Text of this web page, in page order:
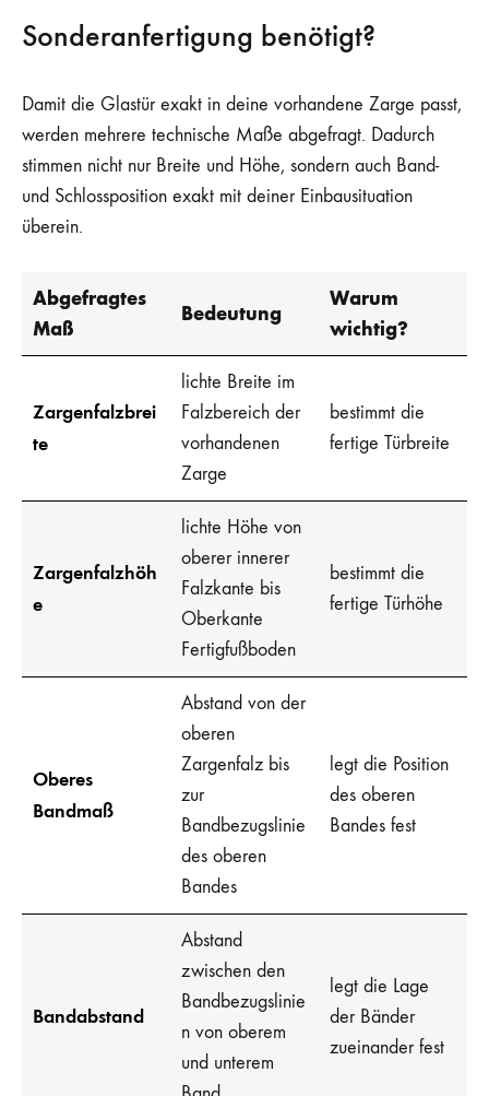
Sonderanfertigung benötigt?
Damit die Glastür exakt in deine vorhandene Zarge passt,
werden mehrere technische Maße abgefragt. Dadurch
stimmen nicht nur Breite und Höhe, sondern auch Band-
und Schlossposition exakt mit deiner Einbausituation
überein.
Abgefragtes
Maß
Bedeutung
Warum
wichtig?
Zargenfalzbrei
te
lichte Breite im
Falzbereich der
vorhandenen
Zarge
bestimmt die
fertige Türbreite
Zargenfalzhöh
e
lichte Höhe von
oberer innerer
Falzkante bis
Oberkante
Fertigfußboden
bestimmt die
fertige Türhöhe
Oberes
Bandmaß
Abstand von der
oberen
Zargenfalz bis
zur
Bandbezugslinie
des oberen
Bandes
legt die Position
des oberen
Bandes fest
Bandabstand
Abstand
zwischen den
Bandbezugslinie
n von oberem
und unterem
legt die Lage
der Bänder
zueinander fest